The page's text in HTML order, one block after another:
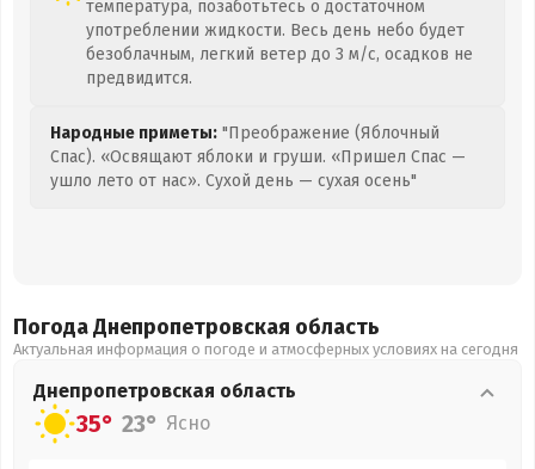
температура, позаботьтесь о достаточном
употреблении жидкости. Весь день небо будет
безоблачным, легкий ветер до 3 м/с, осадков не
предвидится.
Народные приметы: "Преображение (Яблочный
Спас). «Освящают яблоки и груши. «Пришел Спас —
ушло лето от нас». Сухой день — сухая осень"
Погода Днепропетровская область
Актуальная информация о погоде и атмосферных условиях на сегодня
Днепропетровская область
35° 23° Ясно